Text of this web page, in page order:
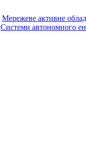
Мережеве активне
Системи автономного